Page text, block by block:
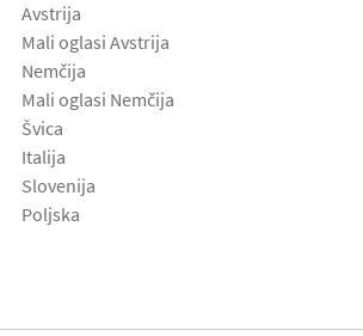
Avstrija
Mali oglasi Avstrija
Nemčija
Mali oglasi Nemčija
Švica
Italija
Slovenija
Poljska